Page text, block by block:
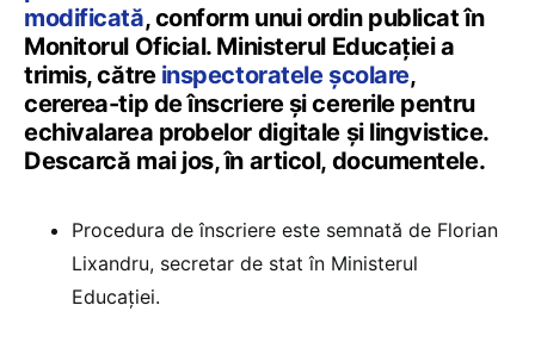
modificată, conform unui ordin publicat în
Monitorul Oficial. Ministerul Educației a
trimis, către inspectoratele școlare,
cererea-tip de înscriere și cererile pentru
echivalarea probelor digitale și lingvistice.
Descarcă mai jos, în articol, documentele.
Procedura de înscriere este semnată de Florian
Lixandru, secretar de stat în Ministerul
Educației.